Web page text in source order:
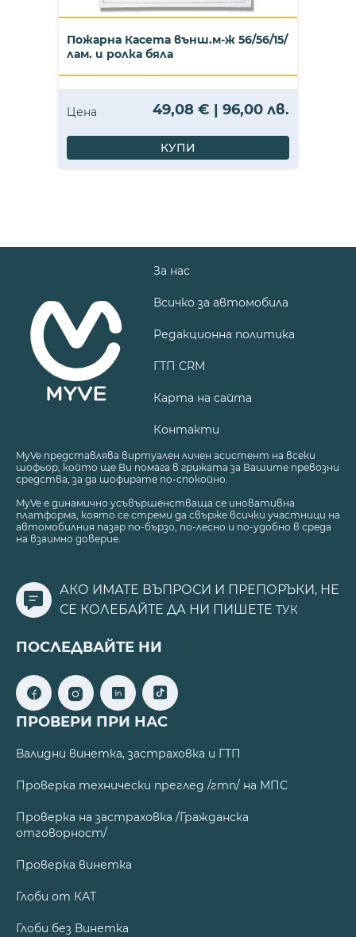
Пожарна Касета външ.м-ж 56/56/15/
лам. и ролка бяла
Цена 49,08 € | 96,00 лв.
КУПИ
За нас
Всичко за автомобила
Редакционна политика
ГТП CRM
Карта на сайта
Контакти
MyVe представлява виртуален личен асистент на всеки
шофьор, който ще Ви помага в грижата за Вашите превозни
средства, за да шофирате по-спокойно.
MyVe е динамично усъвършенстваща се иновативна
платформа, която се стреми да свърже всички участници на
автомобилния пазар по-бързо, по-лесно и по-удобно в среда
на взаимно доверие.
АКО ИМАТЕ ВЪПРОСИ И ПРЕПОРЪКИ, НЕ
СЕ КОЛЕБАЙТЕ ДА НИ ПИШЕТЕ ТУК
ПОСЛЕДВАЙТЕ НИ
ПРОВЕРИ ПРИ НАС
Валидни винетка, застраховка и ГТП
Проверка технически преглед /гтп/ на МПС
Проверка на застраховка /Гражданска
отговорност/
Проверка винетка
Глоби от КАТ
Глоби без Винетка